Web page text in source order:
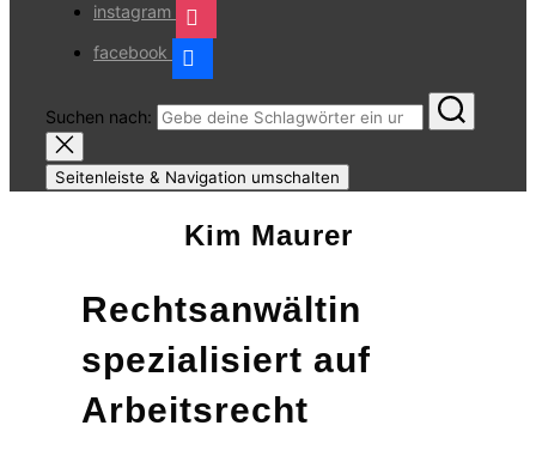
instagram
facebook
Suchen nach:
Seitenleiste & Navigation umschalten
Kim Maurer
Rechtsanwältin
spezialisiert auf
Arbeitsrecht